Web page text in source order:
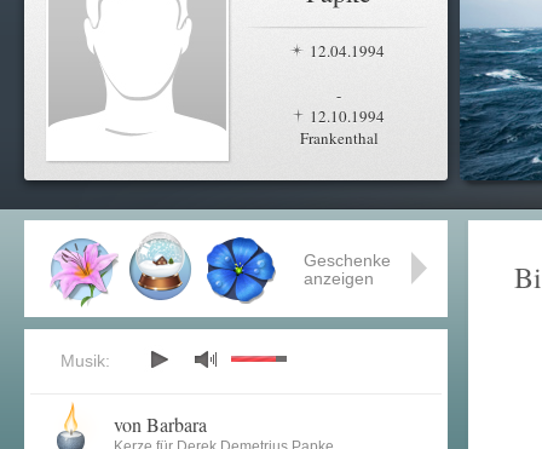
12.04.1994
-
12.10.1994
Frankenthal
Geschenke
anzeigen
Musik:
von Barbara